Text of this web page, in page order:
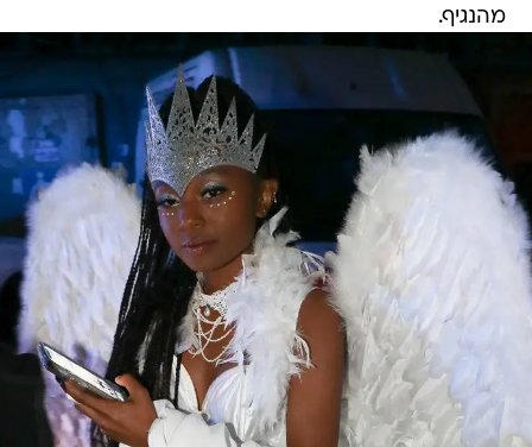
מהנגיף.